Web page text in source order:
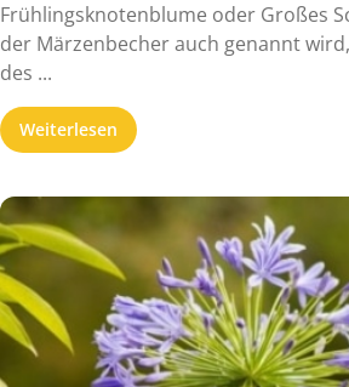
Frühlingsknotenblume oder Großes
der Märzenbecher auch genannt
des ...
Weiterlesen